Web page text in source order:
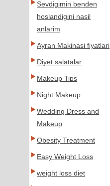
Sevdigimin benden
hoslandigini nasil
anlarim
Ayran Makinasi fiyatlari
Diyet salatalar
Makeup Tips
Night Makeup
Wedding Dress and
Makeup
Obesity Treatment
Easy Weight Loss
weight loss diet